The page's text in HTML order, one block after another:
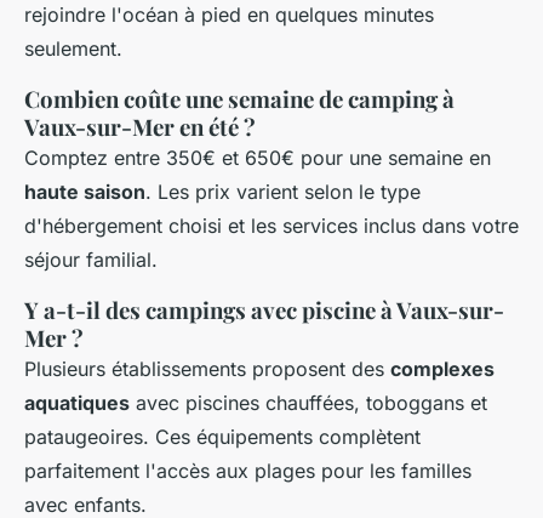
rejoindre l'océan à pied en quelques minutes
seulement.
Combien coûte une semaine de camping à
Vaux-sur-Mer en été ?
Comptez entre 350€ et 650€ pour une semaine en
haute saison. Les prix varient selon le type
d'hébergement choisi et les services inclus dans votre
séjour familial.
Y a-t-il des campings avec piscine à Vaux-sur-
Mer ?
Plusieurs établissements proposent des complexes
aquatiques avec piscines chauffées, toboggans et
pataugeoires. Ces équipements complètent
parfaitement l'accès aux plages pour les familles
avec enfants.